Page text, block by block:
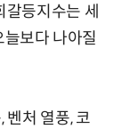
등지수는 세
보다 나아질
벤처 열풍, 코